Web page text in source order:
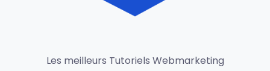
Les meilleurs Tutoriels Webmarketing